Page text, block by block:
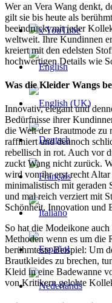
x YouTube
Wer an Vera Wang denkt,
gilt sie bis heute als
beeindruckt mit jeder
weltweit. Ihre Kundinnen
kreiert mit den edelsten
hochwertigen Details wie
Was die Kleider Wangs
Innovativ, elegant und
Bedürfnisse ihrer
die Welt der Brautmode zu
raffiniert und dennoch
rebellisch in rot. Auch vor
zuckt Wang nicht zurück.
wird von ihr erst recht
minimalistisch mit geraden
und mal reich verziert mit
Schönheit, Innovation und
So hat die Modeikone
Methoden wenn es um die
berühmteste Beispiel: Um
Brautkleides zu brechen,
Kleid in eine Badewanne
von Kritikern gelobte